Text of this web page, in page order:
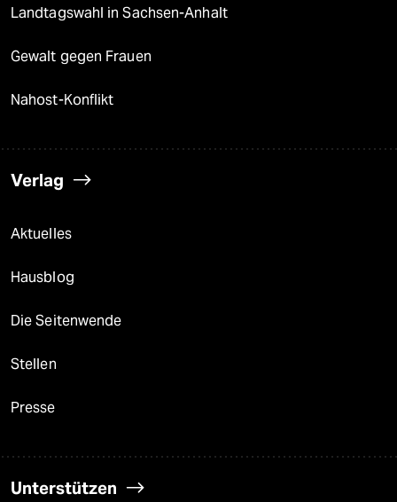
Landtagswahl in Sachsen-Anhalt
Gewalt gegen Frauen
Nahost-Konflikt
Verlag
Aktuelles
Hausblog
Die Seitenwende
Stellen
Presse
Unterstützen